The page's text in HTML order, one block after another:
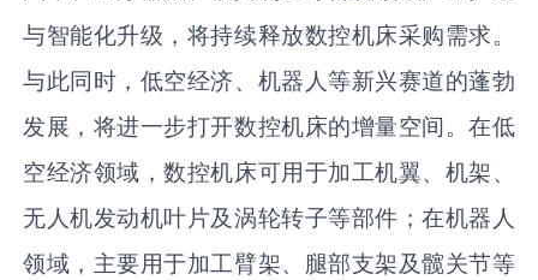
与智能化升级，将持续释放数控机床采购需求。
与此同时，低空经济、机器人等新兴赛道的蓬勃
发展，将进一步打开数控机床的增量空间。在低
空经济领域，数控机床可用于加工机翼、机架、
无人机发动机叶片及涡轮转子等部件；在机器人
领域，主要用于加工臂架、腿部支架及髋关节等